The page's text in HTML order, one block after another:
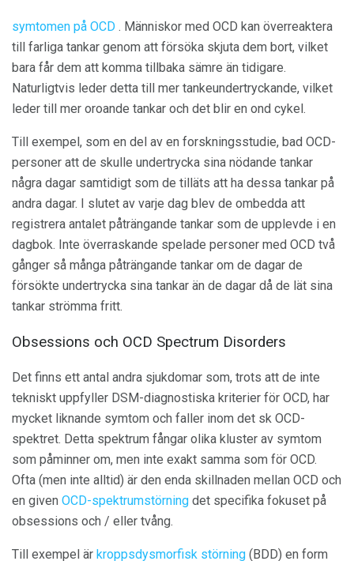
symtomen på OCD . Människor med OCD kan överreaktera
till farliga tankar genom att försöka skjuta dem bort, vilket
bara får dem att komma tillbaka sämre än tidigare.
Naturligtvis leder detta till mer tankeundertryckande, vilket
leder till mer oroande tankar och det blir en ond cykel.
Till exempel, som en del av en forskningsstudie, bad OCD-
personer att de skulle undertrycka sina nödande tankar
några dagar samtidigt som de tilläts att ha dessa tankar på
andra dagar. I slutet av varje dag blev de ombedda att
registrera antalet påträngande tankar som de upplevde i en
dagbok. Inte överraskande spelade personer med OCD två
gånger så många påträngande tankar om de dagar de
försökte undertrycka sina tankar än de dagar då de lät sina
tankar strömma fritt.
Obsessions och OCD Spectrum Disorders
Det finns ett antal andra sjukdomar som, trots att de inte
tekniskt uppfyller DSM-diagnostiska kriterier för OCD, har
mycket liknande symtom och faller inom det sk OCD-
spektret. Detta spektrum fångar olika kluster av symtom
som påminner om, men inte exakt samma som för OCD.
Ofta (men inte alltid) är den enda skillnaden mellan OCD och
en given OCD-spektrumstörning det specifika fokuset på
obsessions och / eller tvång.
Till exempel är kroppsdysmorfisk störning (BDD) en form